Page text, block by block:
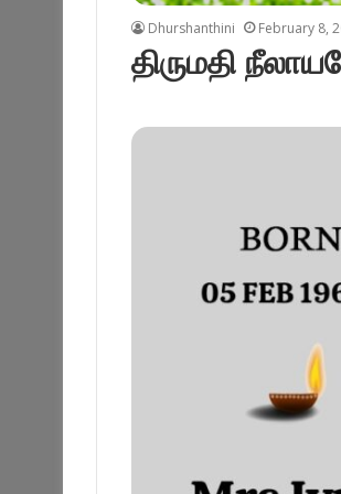
Dhurshanthini February 8,
திருமதி